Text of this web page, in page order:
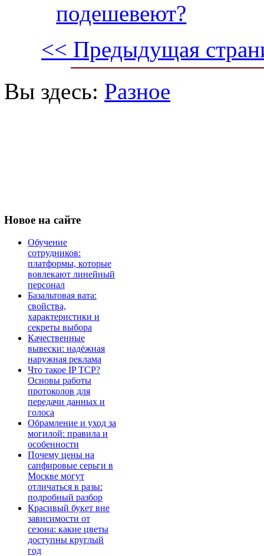
подешевеют?
<< Предыдущая
Вы здесь: Разное
Новое на сайте
Обучение
сотрудников:
платформы, которые
вовлекают линейный
персонал
Базальтовая вата:
свойства,
характеристики и
секреты выбора
Качественные
вывески: надёжная
наружная реклама
Что такое IP TCP?
Основы работы
протоколов для
передачи данных и
голоса
Обрамление и уход за
могилой: правила и
особенности
Почему цены на
сапфировые серьги в
Москве могут
отличаться в разы:
подробный разбор
Красивый букет вне
зависимости от
сезона: какие цветы
доступны круглый
год